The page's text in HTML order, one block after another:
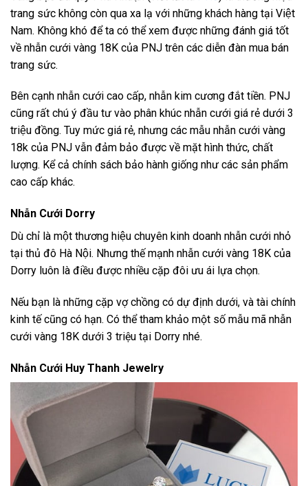
trang sức không còn qua xa lạ với những khách hàng tại Việt
Nam. Không khó để ta có thể xem được những đánh giá tốt
về nhẫn cưới vàng 18K của PNJ trên các diễn đàn mua bán
trang sức.
Bên cạnh nhẫn cưới cao cấp, nhẫn kim cương đắt tiền. PNJ
cũng rất chú ý đầu tư vào phân khúc nhẫn cưới giá rẻ dưới 3
triệu đồng. Tuy mức giá rẻ, nhưng các mẫu nhẫn cưới vàng
18k của PNJ vẫn đảm bảo được về mặt hình thức, chất
lượng. Kể cả chính sách bảo hành giống như các sản phẩm
cao cấp khác.
Nhẫn Cưới Dorry
Dù chỉ là một thương hiệu chuyên kinh doanh nhẫn cưới nhỏ
tại thủ đô Hà Nội. Nhưng thế mạnh nhẫn cưới vàng 18K của
Dorry luôn là điều được nhiều cặp đôi ưu ái lựa chọn.
Nếu bạn là những cặp vợ chồng có dự định dưới, và tài chính
kinh tế cũng có hạn. Có thể tham khảo một số mẫu mã nhẫn
cưới vàng 18K dưới 3 triệu tại Dorry nhé.
Nhẫn Cưới Huy Thanh Jewelry